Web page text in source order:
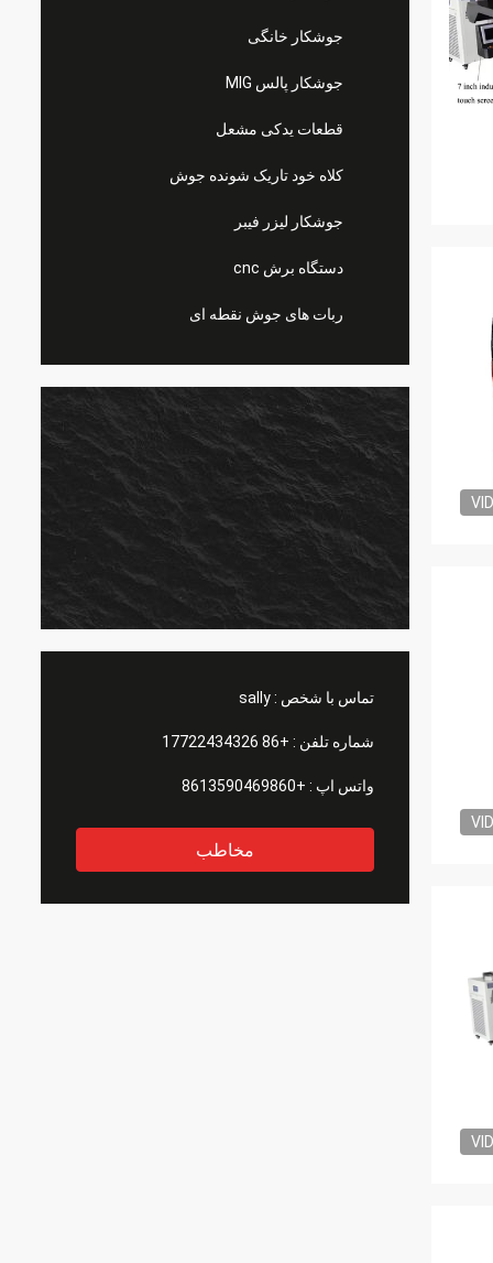
جوشکار خانگی
جوشکار پالس MIG
قطعات یدکی مشعل
کلاه خود تاریک شونده جوش
جوشکار لیزر فیبر
دستگاه برش cnc
ربات های جوش نقطه ای
تماس با شخص :sally
شماره تلفن : +86 17722434326
واتس اپ : +8613590469860
مخاطب